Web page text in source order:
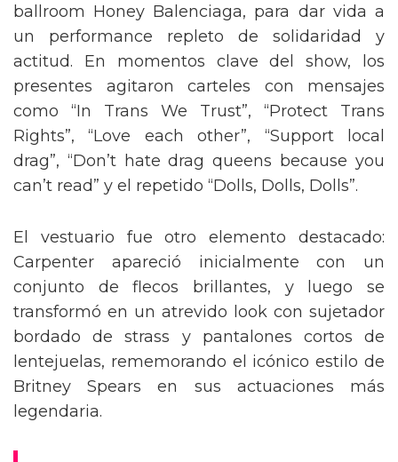
ballroom Honey Balenciaga, para dar vida a
un performance repleto de solidaridad y
actitud. En momentos clave del show, los
presentes agitaron carteles con mensajes
como “In Trans We Trust”, “Protect Trans
Rights”, “Love each other”, “Support local
drag”, “Don’t hate drag queens because you
can’t read” y el repetido “Dolls, Dolls, Dolls”.
El vestuario fue otro elemento destacado:
Carpenter apareció inicialmente con un
conjunto de flecos brillantes, y luego se
transformó en un atrevido look con sujetador
bordado de strass y pantalones cortos de
lentejuelas, rememorando el icónico estilo de
Britney Spears en sus actuaciones más
legendaria.